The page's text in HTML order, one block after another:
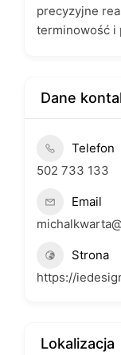
precyzyjne
terminowość i
Dane
Telefon
502 733 133
Email
Strona
https://
Lokalizacja